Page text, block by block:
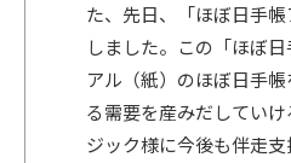
た、先日、「ほぼ日手
しました。この「ほぼ
アル（紙）のほぼ日手
る需要を産みだしてい
ジック様に今後も伴走